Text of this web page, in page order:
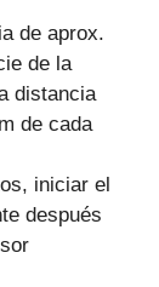
de aprox.
de la
distancia
de cada
iniciar el
después